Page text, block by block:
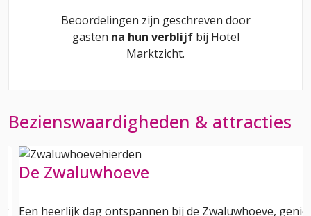
Beoordelingen zijn geschreven door
gasten na hun verblijf bij Hotel
Marktzicht.
Bezienswaardigheden & attracties
De Zwaluwhoeve
Een heerlijk dag ontspannen bij de Zwaluwhoeve,